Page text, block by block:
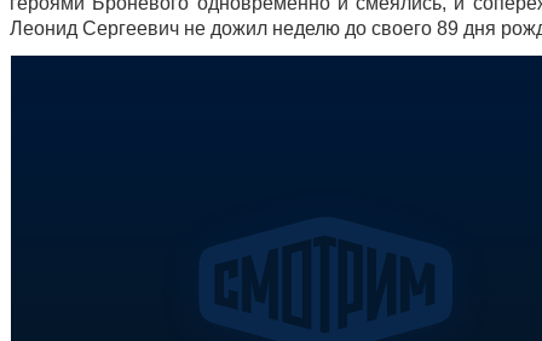
Леонид Сергеевич не дожил неделю до своего 89 дня